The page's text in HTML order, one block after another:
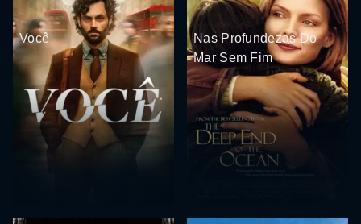
Você
Nas Profundezas Do
Mar Sem Fim